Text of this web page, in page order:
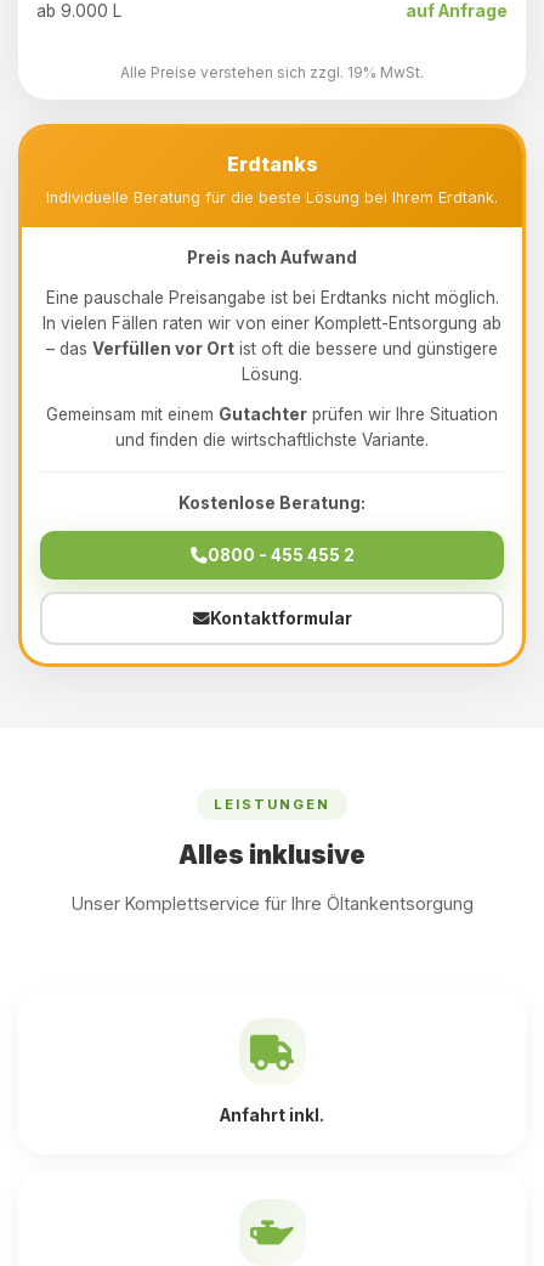
ab 9.000 L auf Anfrage
Alle Preise verstehen sich zzgl. 19% MwSt.
Erdtanks
Individuelle Beratung für die beste Lösung bei Ihrem Erdtank.
Preis nach Aufwand
Eine pauschale Preisangabe ist bei Erdtanks nicht möglich.
In vielen Fällen raten wir von einer Komplett-Entsorgung ab
– das Verfüllen vor Ort ist oft die bessere und günstigere
Lösung.
Gemeinsam mit einem Gutachter prüfen wir Ihre Situation
und finden die wirtschaftlichste Variante.
Kostenlose Beratung:
0800 - 455 455 2
Kontaktformular
LEISTUNGEN
Alles inklusive
Unser Komplettservice für Ihre Öltankentsorgung
Anfahrt inkl.